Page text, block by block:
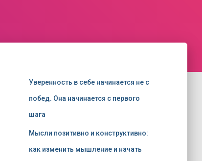
Уверенность в себе начинается не с
побед. Она начинается с первого
шага
Мысли позитивно и конструктивно:
как изменить мышление и начать